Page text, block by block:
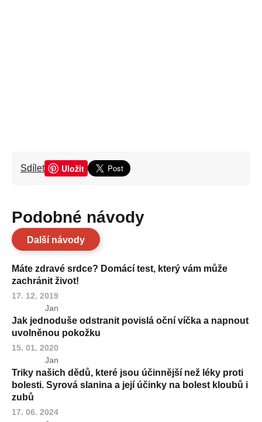
Sdílet Uložit
Podobné návody
Další návody
Máte zdravé srdce? Domácí test, který vám může
zachránit život!
17. 12. 2019
Jan
Jak jednoduše odstranit povislá oční víčka a napnout
uvolněnou pokožku
15. 01. 2020
Jan
Triky našich dědů, které jsou účinnější než léky proti
bolesti. Syrová slanina a její účinky na bolest kloubů i
zubů
17. 06. 2024